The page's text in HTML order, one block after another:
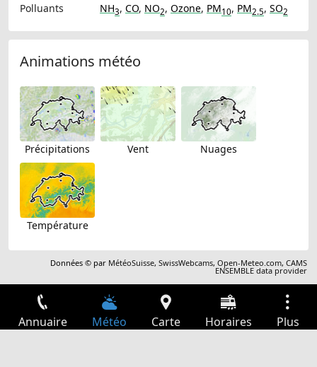
Polluants
NH3, CO, NO2, Ozone, PM10, PM2.5, SO2
Animations météo
Précipitations Vent Nuages
Température
Données © par MétéoSuisse,SwissWebcams,Open-Meteo.com,CAMS
ENSEMBLE data provider
Annuaire Météo Carte Horaires Plus